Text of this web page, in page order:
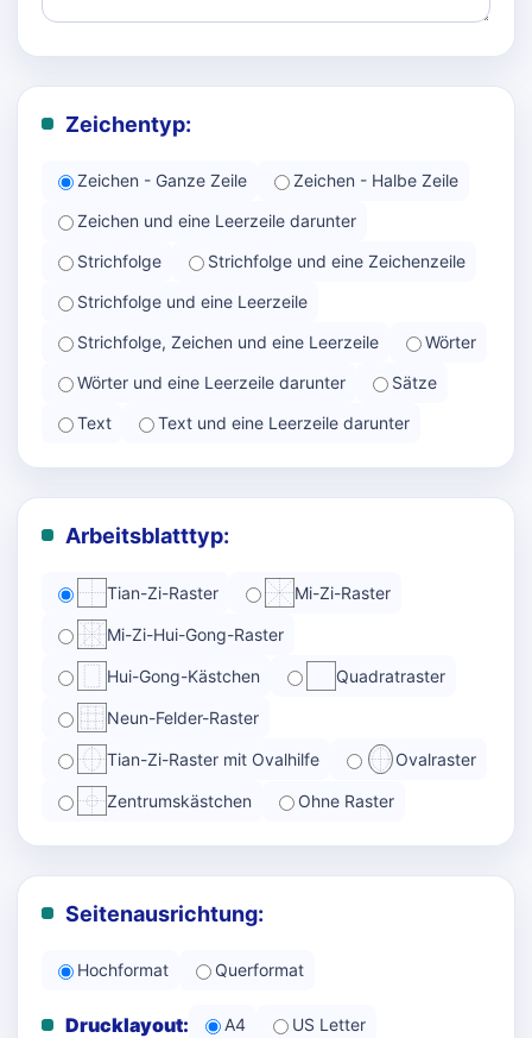
Zeichentyp:
Zeichen - Ganze Zeile
Zeichen - Halbe Zeile
Zeichen und eine Leerzeile darunter
Strichfolge
Strichfolge und eine Zeichenzeile
Strichfolge und eine Leerzeile
Strichfolge, Zeichen und eine Leerzeile
Wörter
Wörter und eine Leerzeile darunter
Sätze
Text
Text und eine Leerzeile darunter
Arbeitsblatttyp:
Tian-Zi-Raster Mi-Zi-Raster
Mi-Zi-Hui-Gong-Raster
Hui-Gong-Kästchen Quadratraster
Neun-Felder-Raster
Tian-Zi-Raster mit Ovalhilfe Ovalraster
Zentrumskästchen Ohne Raster
Seitenausrichtung:
Hochformat Querformat
Drucklayout: A4 US Letter